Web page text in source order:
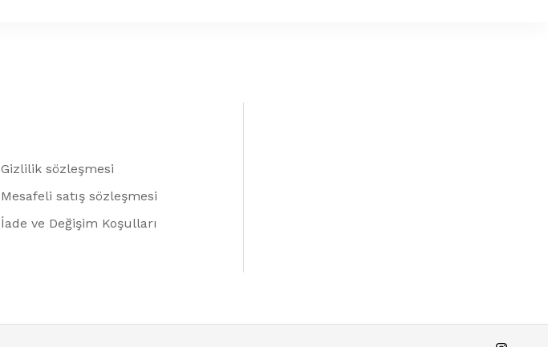
Gizlilik sözleşmesi
Mesafeli satış sözleşmesi
İade ve Değişim Koşulları